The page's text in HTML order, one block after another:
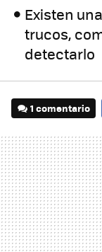
Existen
trucos,
detectarlo
1 comentario